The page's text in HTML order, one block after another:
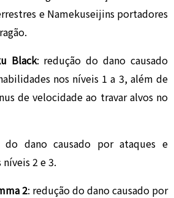
e Namekuseijins portadores
Black: redução do dano causado
nos níveis 1 a 3, além de
de velocidade ao travar alvos no
do dano causado por ataques e
2 e 3.
2: redução do dano causado por